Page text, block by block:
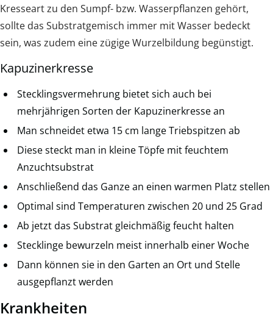
Kresseart zu den Sumpf- bzw. Wasserpflanzen gehört,
sollte das Substratgemisch immer mit Wasser bedeckt
sein, was zudem eine zügige Wurzelbildung begünstigt.
Kapuzinerkresse
Stecklingsvermehrung bietet sich auch bei
mehrjährigen Sorten der Kapuzinerkresse an
Man schneidet etwa 15 cm lange Triebspitzen ab
Diese steckt man in kleine Töpfe mit feuchtem
Anzuchtsubstrat
Anschließend das Ganze an einen warmen Platz stellen
Optimal sind Temperaturen zwischen 20 und 25 Grad
Ab jetzt das Substrat gleichmäßig feucht halten
Stecklinge bewurzeln meist innerhalb einer Woche
Dann können sie in den Garten an Ort und Stelle
ausgepflanzt werden
Krankheiten